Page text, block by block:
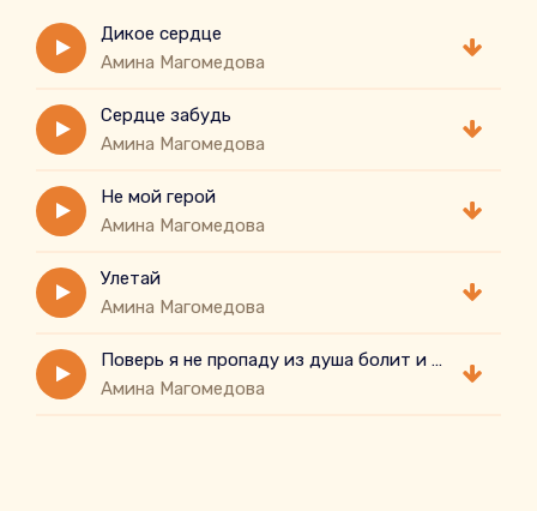
Дикое сердце
Амина Магомедова
Сердце забудь
Амина Магомедова
Не мой герой
Амина Магомедова
Улетай
Амина Магомедова
Поверь я не пропаду из душа болит и плачет
Амина Магомедова